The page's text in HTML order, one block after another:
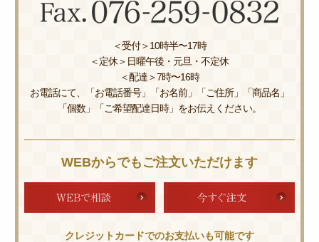
＜受付＞10時半〜17時
＜定休＞日曜午後・元旦・不定休
＜配達＞7時〜16時
お電話にて、「お電話番号」「お名前」「ご住所」「商品名」
「個数」「ご希望配達日時」をお伝えください。
WEBからでもご注文いただけます
クレジットカードでのお支払いも可能です